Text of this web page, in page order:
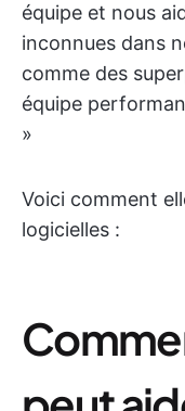
équipe et nous
inconnues dans
comme des
équipe
»
Voici comment
logicielles :